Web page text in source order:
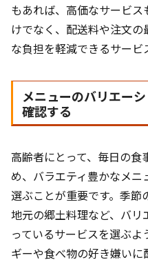
もあれば、高価なサービ
けでなく、配送料や注文
な負担を軽減できるサービ
メニューのバリエー
確認する
高齢者にとって、毎日の食
め、バラエティ豊かなメ
選ぶことが重要です。季節
地元の郷土料理など、バ
っているサービスを選ぶ
ギーや食べ物の好き嫌い